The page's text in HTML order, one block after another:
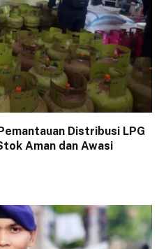
Distribusi LPG
Aman dan Awasi